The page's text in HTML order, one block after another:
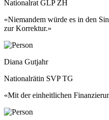
Nationalrat GLP ZH
«Niemandem würde es in den
zur Korrektur.»
Diana Gutjahr
Nationalrätin SVP TG
«Mit der einheitlichen